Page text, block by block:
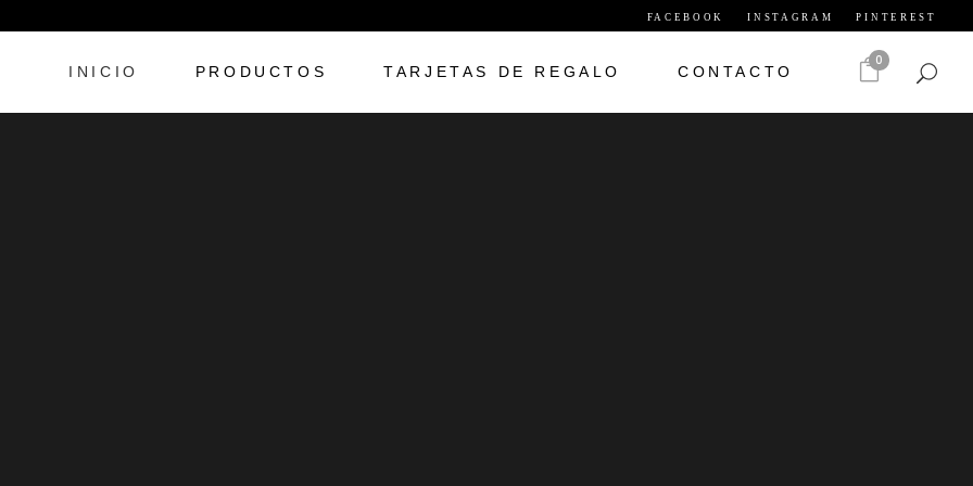
FACEBOOK INSTAGRAM PINTEREST
0
INICIO PRODUCTOS TARJETAS DE REGALO CONTACTO